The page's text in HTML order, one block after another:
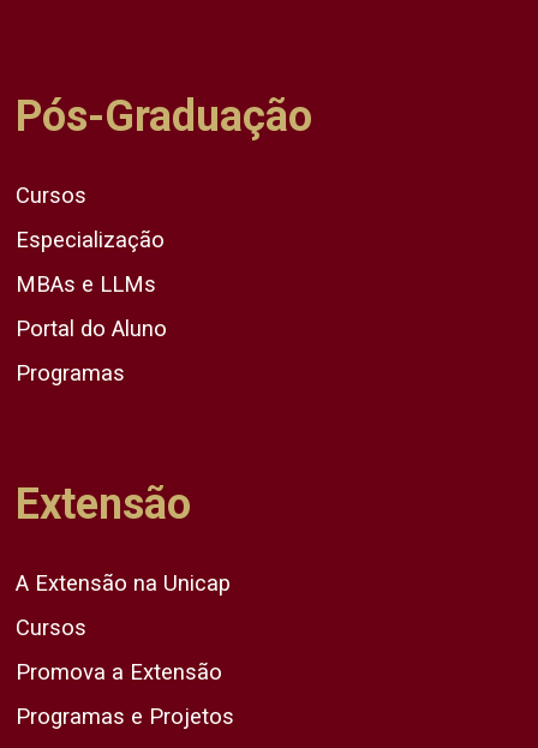
Pós-Graduação
Cursos
Especialização
MBAs e LLMs
Portal do Aluno
Programas
Extensão
A Extensão na Unicap
Cursos
Promova a Extensão
Programas e Projetos